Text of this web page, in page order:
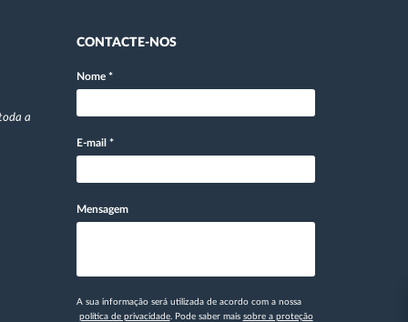
a
CONTACTE-NOS
Nome *
E-mail *
Mensagem
A sua informação será utilizada de acordo com a nossa
política de privacidade. Pode saber mais sobre a proteção